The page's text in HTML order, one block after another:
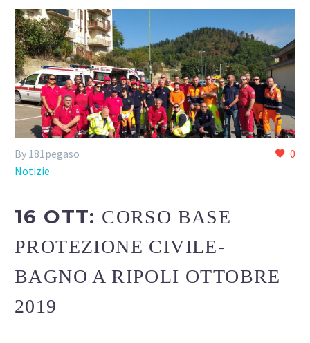
0
By 181pegaso
Notizie
16 OTT: CORSO BASE
PROTEZIONE CIVILE-
BAGNO A RIPOLI OTTOBRE
2019